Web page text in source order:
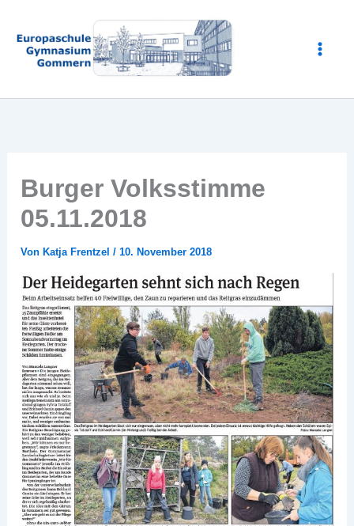
Inhalt
springen
Burger Volksstimme
05.11.2018
VonKatja Frentzel/10. November 2018